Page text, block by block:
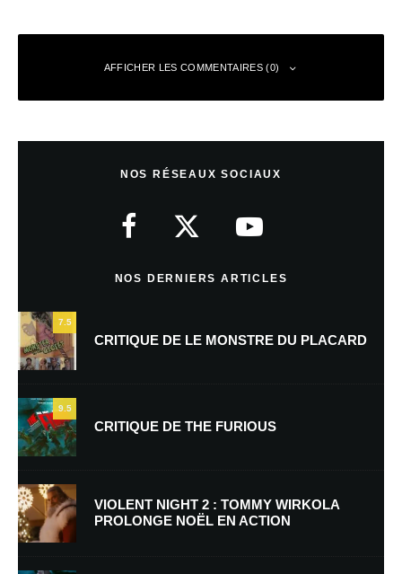
AFFICHER LES COMMENTAIRES (0)
Nom*
E-mail *
NOS RÉSEAUX SOCIAUX
NOS DERNIERS ARTICLES
7.5
CRITIQUE DE LE MONSTRE DU PLACARD
9.5
CRITIQUE DE THE FURIOUS
VIOLENT NIGHT 2 : TOMMY WIRKOLA
PROLONGE NOËL EN ACTION